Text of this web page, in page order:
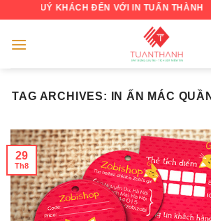
content
QUÝ KHÁCH ĐẾN VỚI IN TUẤN THÀNH
TAG ARCHIVES: IN ẤN MÁC
29
Th8